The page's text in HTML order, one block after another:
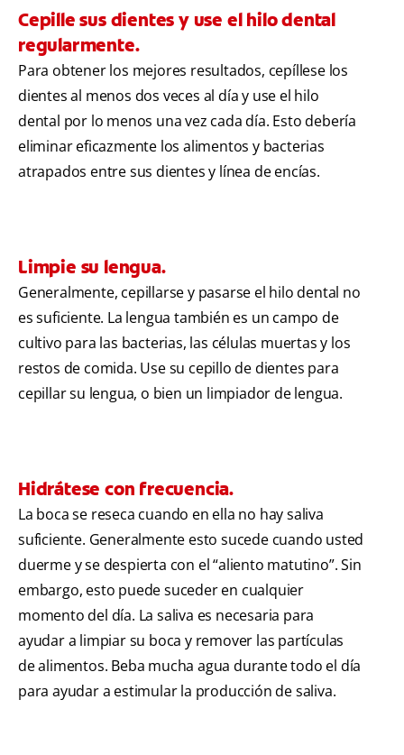
Cepille sus dientes y use el hilo dental
regularmente.
Para obtener los mejores resultados, cepíllese los
dientes al menos dos veces al día y use el hilo
dental por lo menos una vez cada día. Esto debería
eliminar eficazmente los alimentos y bacterias
atrapados entre sus dientes y línea de encías.
Limpie su lengua.
Generalmente, cepillarse y pasarse el hilo dental no
es suficiente. La lengua también es un campo de
cultivo para las bacterias, las células muertas y los
restos de comida. Use su cepillo de dientes para
cepillar su lengua, o bien un limpiador de lengua.
Hidrátese con frecuencia.
La boca se reseca cuando en ella no hay saliva
suficiente. Generalmente esto sucede cuando usted
duerme y se despierta con el “aliento matutino”. Sin
embargo, esto puede suceder en cualquier
momento del día. La saliva es necesaria para
ayudar a limpiar su boca y remover las partículas
de alimentos. Beba mucha agua durante todo el día
para ayudar a estimular la producción de saliva.